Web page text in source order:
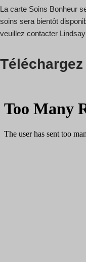
La carte Soins Bonheur
soins sera bientôt
veuillez contacter